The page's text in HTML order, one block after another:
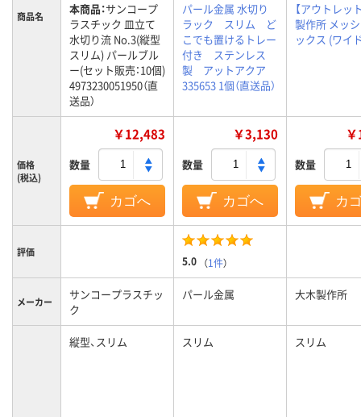
商品名 本商品：サンコープ
ラスチック 皿立て
水切り流 No.3(縦型
スリム) パールブル
ー(セット販売：10個)
4973230051950（直
送品）
パール金属 水切り
ラック スリム ど
こでも置けるトレー
付き ステンレス
製 アットアクア
335653 1個（直送品）
【アウトレッ
製作所 メッ
ックス (ワイ
価格
(税込)
￥12,483
数量
カゴへ
￥3,130
数量
カゴへ
数量
カ
評価
5.0 （1件）
メーカー
サンコープラスチッ
ク
パール金属 大木製作所
縦型、スリム スリム スリム